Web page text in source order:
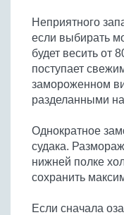
Другие заготовки
Пельмени,
Макароны
Грибы
Бобовые
Крупы
Неприятного
если выбирать
будет весить от
поступает
замороженном
разделанными
Однократное
судака.
нижней полке
сохранить
Если сначала